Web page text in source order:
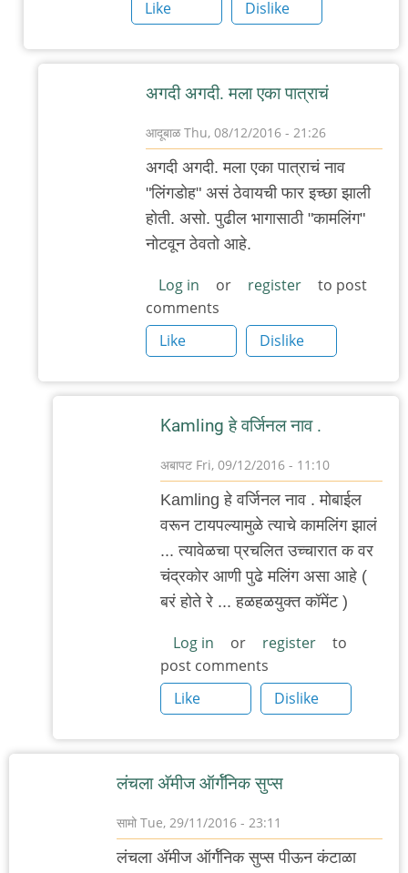
अबापट
Like
Dislike
अगदी अगदी. मला एका पात्राचं
आदूबाळThu, 08/12/2016 - 21:26
In
reply
to
=))
रुची
अगदी अगदी. मला एका पात्राचं नाव
"लिंगडोह" असं ठेवायची फार इच्छा झाली
होती. असो. पुढील भागासाठी "कामलिंग"
नोटवून ठेवतो आहे.
Log in or register
to post
comments
Like
Dislike
Kamling हे वर्जिनल नाव .
अबापट Fri, 09/12/2016 - 11:10
In
अगदी
अगदी.
एका
पात्राचं
by
आदूबाळ
Kamling हे वर्जिनल नाव . मोबाईल
वरून टायपल्यामुळे त्याचे कामलिंग झालं
... त्यावेळचा प्रचलित उच्चारात क वर
चंद्रकोर आणी पुढे मलिंग असा आहे (
बरं होते रे ... हळहळयुक्त कॉमेंट )
Log in or register
to
post comments
Like
Dislike
लंचला अ‍ॅमीज ऑर्गॅनिक सुप्स
सामो Tue, 29/11/2016 - 23:11
लंचला अ‍ॅमीज ऑर्गॅनिक सुप्स पीऊन कंटाळा